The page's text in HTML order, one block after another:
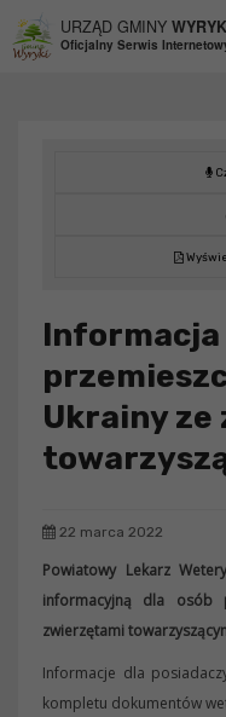
URZĄD GMINY
Oficjalny Serwis
Informacja
Ukrainy
22 marca 2022
Powiatowy Lekarz
informacyjną dla osób
zwierzętami
Informacje dla
kompletu dokumentów